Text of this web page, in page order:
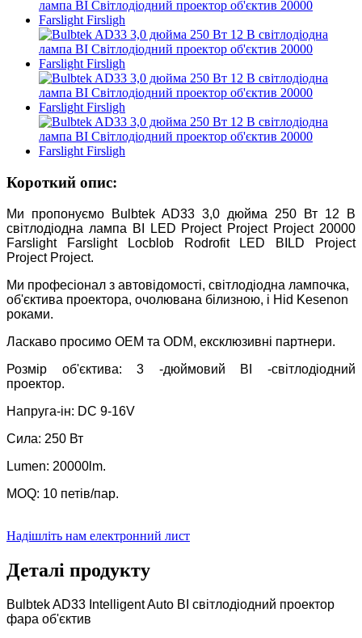
Короткий опис:
Ми пропонуємо Bulbtek AD33 3,0 дюйма 250 Вт 12 В
світлодіодна лампа BI LED Project Project Project 20000
Farslight Farslight Locblob Rodrofit LED BILD Project
Project Project.
Ми професіонал з автовідомості, світлодіодна лампочка,
об'єктива проектора, очолювана білизною, і Hid Kesenon
роками.
Ласкаво просимо OEM та ODM, ексклюзивні партнери.
Розмір об'єктива: 3 -дюймовий BI -світлодіодний
проектор.
Напруга-ін: DC 9-16V
Сила: 250 Вт
Lumen: 20000lm.
MOQ: 10 петів/пар.
Надішліть нам електронний лист
Деталі продукту
Bulbtek AD33 Intelligent Auto BI світлодіодний проектор
фара об'єктив